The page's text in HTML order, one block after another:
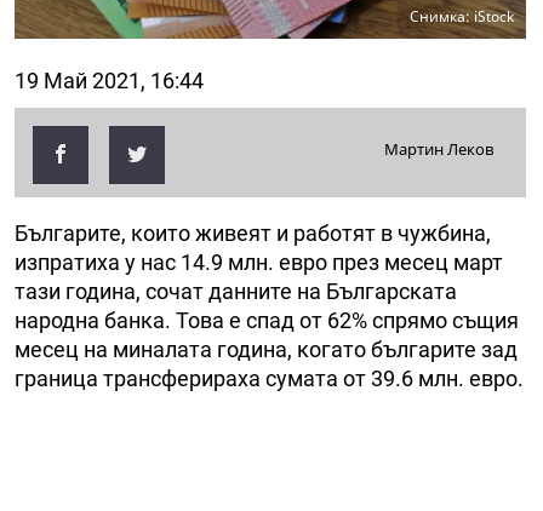
Снимка: iStock
19 Май 2021, 16:44
Мартин Леков
Българите, които живеят и работят в чужбина,
изпратиха у нас 14.9 млн. евро през месец март
тази година, сочат данните на Българската
народна банка. Това е спад от 62% спрямо същия
месец на миналата година, когато българите зад
граница трансферираха сумата от 39.6 млн. евро.